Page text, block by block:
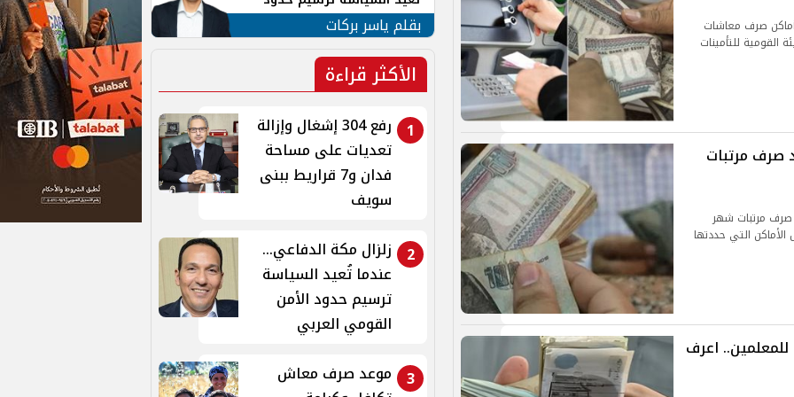
أماكن صرف معاشات
القومية للتأمينات
صرف مرتبات
صرف مرتبات شهر
حول الأماكن التي حددتها
موعد صرف مرتبات شهر نوفمبر 2024 للمعلمين.. اعرف
الأمن القومي العربي
بقلم ياسر بركات
الأكثر قراءة
1
رفع 304 إشغال وإزالة
تعديات على مساحة
فدان و7 قراريط ببنى
سويف
2
زلزال مكة الدفاعي...
عندما تُعيد السياسة
ترسيم حدود الأمن
القومي العربي
3 موعد صرف معاش